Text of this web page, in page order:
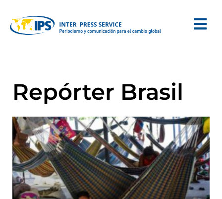
Repórter Brasil